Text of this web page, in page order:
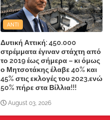
ANTI
Δυτική Αττική: 450.000
στρέμματα έγιναν στάχτη από
το 2019 έως σήμερα – κι όμως
ο Μητσοτάκης έλαβε 40% και
45% στις εκλογές του 2023,ενώ
50% πήρε στα Βίλλια!!!
August 03, 2026